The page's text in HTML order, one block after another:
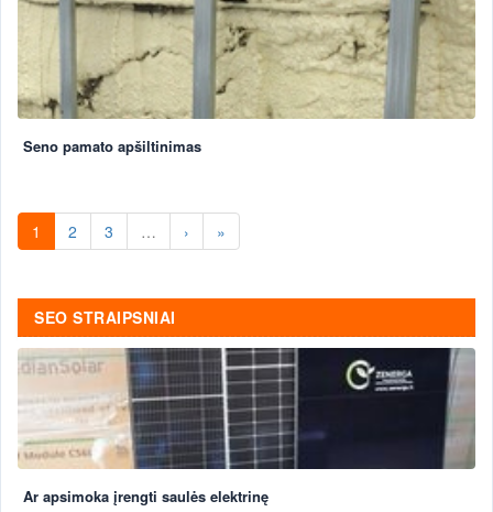
Seno pamato apšiltinimas
1 2 3 … › »
SEO STRAIPSNIAI
Ar apsimoka įrengti saulės elektrinę